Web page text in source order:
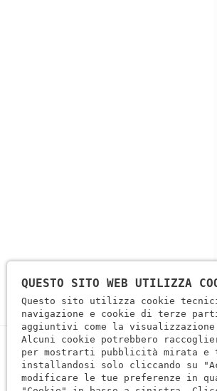
QUESTO SITO WEB UTILIZZA
Questo sito utilizza cookie
navigazione e cookie di terze
aggiuntivi come la
Alcuni cookie potrebbero
per mostrarti pubblicità mirata
installandosi solo cliccando su
modificare le tue preferenze in